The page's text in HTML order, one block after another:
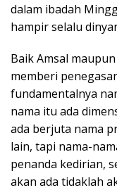
dalam ibadah
hampir selalu
Baik Amsal
memberi
fundamentalnya
nama itu ada
ada berjuta nama
lain, tapi nama-
penanda kedirian,
akan ada tidaklah